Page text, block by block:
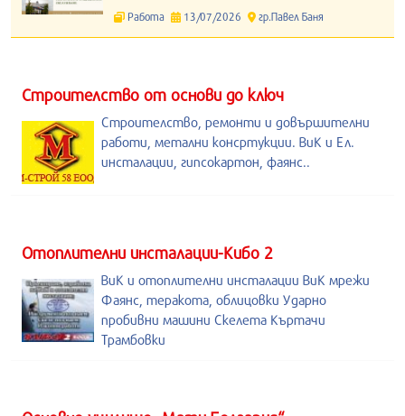
Работа 13/07/2026 гр.Павел Баня
Строителство от основи до ключ
Строителство, ремонти и довършителни
работи, метални консртукции. ВиК и Ел.
инсталации, гипсокартон, фаянс..
Отоплителни инсталации-Кибо 2
ВиК и отоплителни инсталации ВиК мрежи
Фаянс, теракота, облицовки Ударно
пробивни машини Скелета Къртачи
Трамбовки